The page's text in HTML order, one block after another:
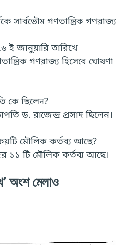
সার্বভৌম গণতান্ত্রিক গণরাজ্য
ই জানুয়ারি তারিখে
গণরাজ্য হিসেবে ঘোষণা
কে ছিলেন?
ড. রাজেন্দ্র প্রসাদ ছিলেন।
মৌলিক কর্তব্য আছে?
১১ টি মৌলিক কর্তব্য আছে।
অংশ মেলাও